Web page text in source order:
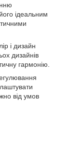
ідеальним
і дизайн
дизайнів
гармонію.
від умов